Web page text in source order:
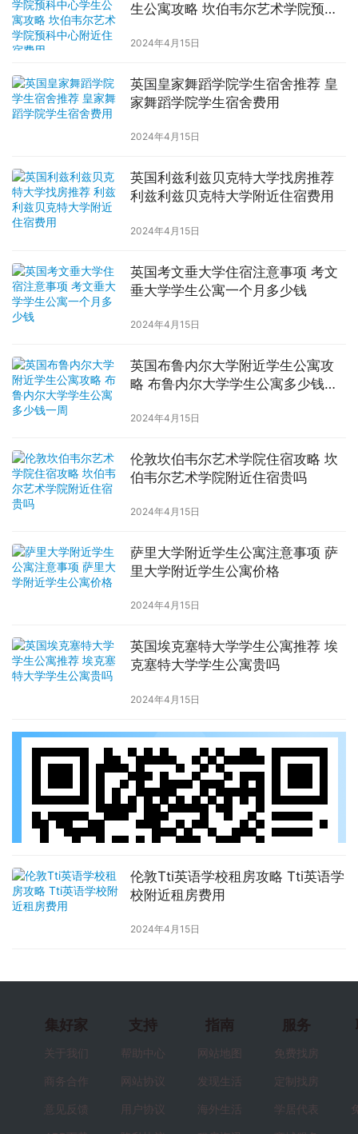
生公寓攻略 坎伯韦尔艺术学院预科
2024年4月15日
英国皇家舞蹈学院学生宿舍推荐 皇
家舞蹈学院学生宿舍费用
2024年4月15日
英国利兹利兹贝克特大学找房推荐
利兹利兹贝克特大学附近住宿费用
2024年4月15日
英国考文垂大学住宿注意事项 考文
垂大学学生公寓一个月多少钱
2024年4月15日
英国布鲁内尔大学附近学生公寓攻
略 布鲁内尔大学学生公寓多少钱一
2024年4月15日
伦敦坎伯韦尔艺术学院住宿攻略 坎
伯韦尔艺术学院附近住宿贵吗
2024年4月15日
萨里大学附近学生公寓注意事项 萨
里大学附近学生公寓价格
2024年4月15日
英国埃克塞特大学学生公寓推荐 埃
克塞特大学学生公寓贵吗
2024年4月15日
伦敦Tti英语学校租房攻略 Tti英语学
校附近租房费用
2024年4月15日
集好家
关于我们
商务合作
意见反馈
支持
帮助中心
网站协议
用户协议
指南
网站地图
发现生活
海外生活
服务
免费找房
定制找房
学居代表